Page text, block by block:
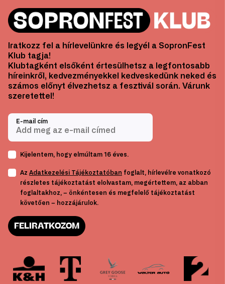
Iratkozz fel a hírlevelünkre és legyél a SopronFest
Klub tagja!
Klubtagként elsőként értesülhetsz a legfontosabb
híreinkről, kedvezményekkel kedveskedünk neked és
számos előnyt élvezhetsz a fesztivál során. Várunk
szeretettel!
E-mail cím
Kijelentem, hogy elmúltam 16 éves.
Az Adatkezelési Tájékoztatóban foglalt, hírlevélre vonatkozó
részletes tájékoztatást elolvastam, megértettem, az abban
foglaltakhoz, – önkéntesen és megfelelő tájékoztatást
követően – hozzájárulok.
FELIRATKOZOM